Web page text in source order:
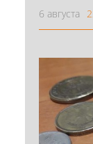
6 августа